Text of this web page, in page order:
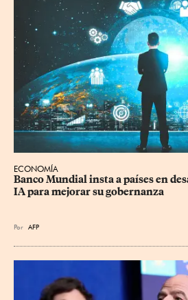
ECONOMÍA
Banco Mundial insta a países en
IA para mejorar su gobernanza
Por AFP